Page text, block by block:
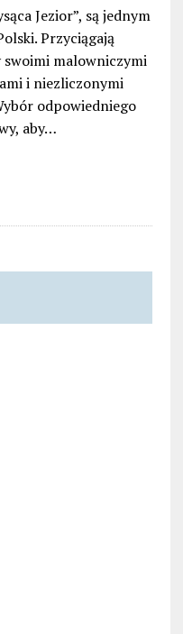
Jezior”, są jednym
Przyciągają
malowniczymi
i niezliczonymi
odpowiedniego
aby…